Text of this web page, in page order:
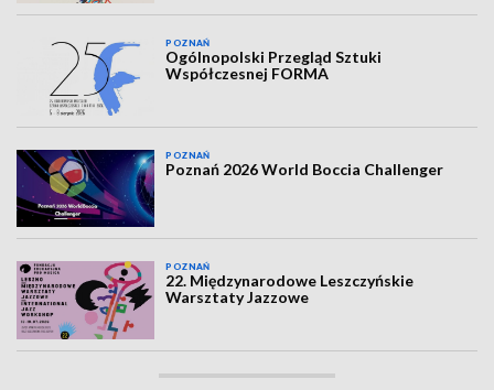
POZNAŃ
Ogólnopolski Przegląd Sztuki
Współczesnej FORMA
POZNAŃ
Poznań 2026 World Boccia Challenger
POZNAŃ
22. Międzynarodowe Leszczyńskie
Warsztaty Jazzowe